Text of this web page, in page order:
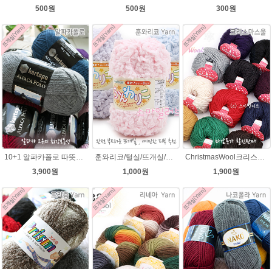
500원
500원
300원
3,900원
훈와리코/털실/뜨개실/뜨개질실/손뜨개실/목도리털실/뜨게실/뜨게질/손뜨개질실
1,000원
1,900원